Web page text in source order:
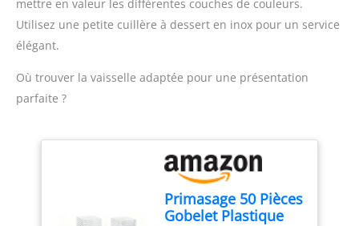
accessoires. Compact et
pratique pour un usage
d'un design compact, ce
mettre en valeur les différentes couches de couleurs.
Utilisez une petite cuillère à dessert en inox pour un service
élégant.
Où trouver la vaisselle adaptée pour une présentation
parfaite ?
Primasage 50 Pièces
Gobelet Plastique